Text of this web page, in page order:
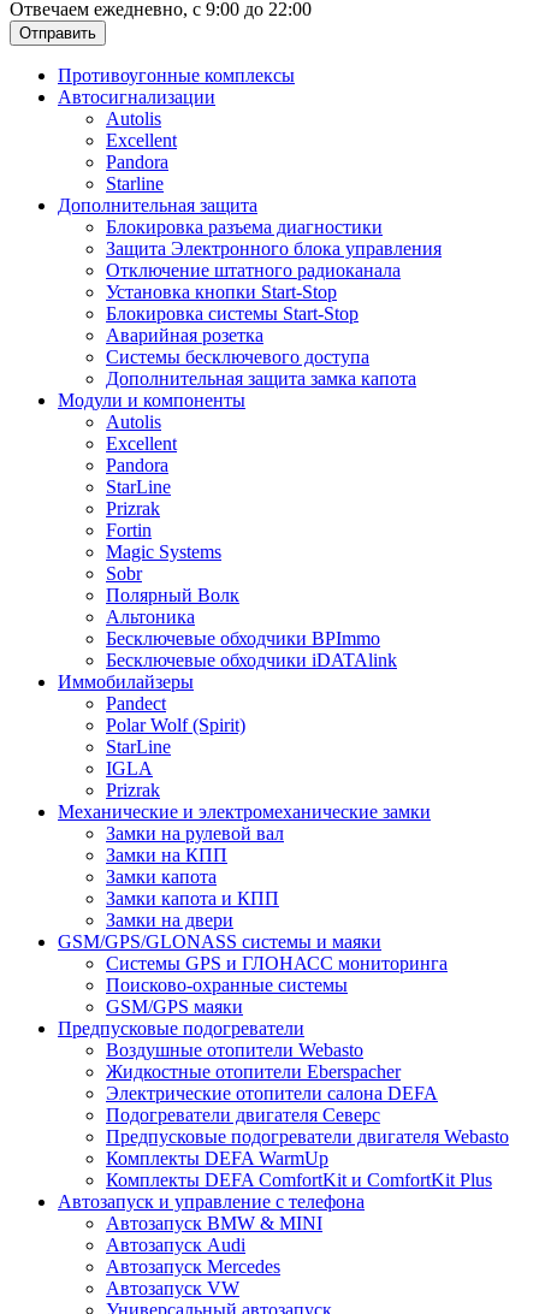
Отвечаем ежедневно, с 9:00 до 22:00
Отправить
Противоугонные комплексы
Автосигнализации
Autolis
Excellent
Pandora
Starline
Дополнительная защита
Блокировка разъема диагностики
Защита Электронного блока управления
Отключение штатного радиоканала
Установка кнопки Start-Stop
Блокировка системы Start-Stop
Аварийная розетка
Системы бесключевого доступа
Дополнительная защита замка капота
Модули и компоненты
Autolis
Excellent
Pandora
StarLine
Prizrak
Fortin
Magic Systems
Sobr
Полярный Волк
Альтоника
Бесключевые обходчики BPImmo
Бесключевые обходчики iDATAlink
Иммобилайзеры
Pandect
Polar Wolf (Spirit)
StarLine
IGLA
Prizrak
Механические и электромеханические замки
Замки на рулевой вал
Замки на КПП
Замки капота
Замки капота и КПП
Замки на двери
GSM/GPS/GLONASS системы и маяки
Системы GPS и ГЛОНАСС мониторинга
Поисково-охранные системы
GSM/GPS маяки
Предпусковые подогреватели
Воздушные отопители Webasto
Жидкостные отопители Eberspacher
Электрические отопители салона DEFA
Подогреватели двигателя Северс
Предпусковые подогреватели двигателя Webasto
Комплекты DEFA WarmUp
Комплекты DEFA ComfortKit и ComfortKit Plus
Автозапуск и управление с телефона
Автозапуск BMW & MINI
Автозапуск Audi
Автозапуск Mercedes
Автозапуск VW
Универсальный автозапуск